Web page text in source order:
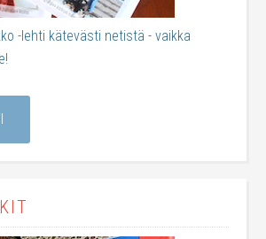
-lehti kätevästi netistä - vaikka